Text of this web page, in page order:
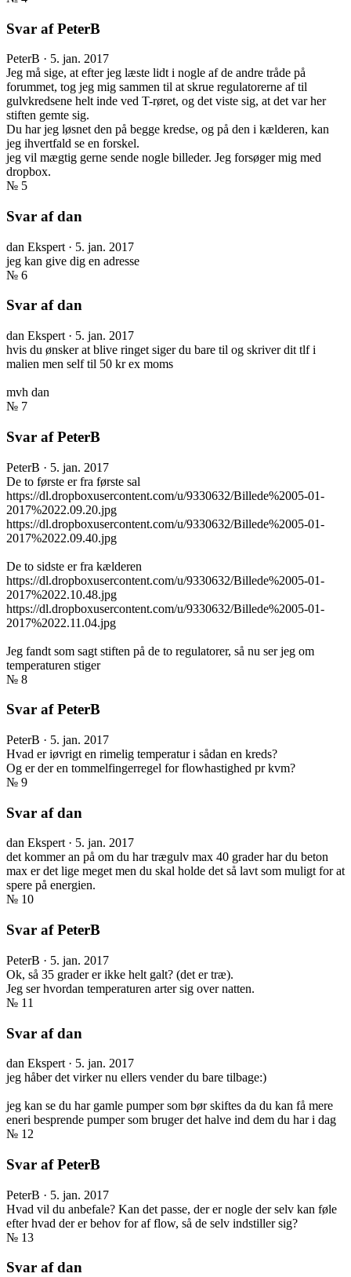
Svar af PeterB
PeterB · 5. jan. 2017
Jeg må sige, at efter jeg læste lidt i nogle af de andre tråde på
forummet, tog jeg mig sammen til at skrue regulatorerne af til
gulvkredsene helt inde ved T-røret, og det viste sig, at det var her
stiften gemte sig.
Du har jeg løsnet den på begge kredse, og på den i kælderen, kan
jeg ihvertfald se en forskel.
jeg vil mægtig gerne sende nogle billeder. Jeg forsøger mig med
dropbox.
№ 5
Svar af dan
dan Ekspert · 5. jan. 2017
jeg kan give dig en adresse
№ 6
Svar af dan
dan Ekspert · 5. jan. 2017
hvis du ønsker at blive ringet siger du bare til og skriver dit tlf i
malien men self til 50 kr ex moms
mvh dan
№ 7
Svar af PeterB
PeterB · 5. jan. 2017
De to første er fra første sal
https://dl.dropboxusercontent.com/u/9330632/Billede%2005-01-
2017%2022.09.20.jpg
https://dl.dropboxusercontent.com/u/9330632/Billede%2005-01-
2017%2022.09.40.jpg
De to sidste er fra kælderen
https://dl.dropboxusercontent.com/u/9330632/Billede%2005-01-
2017%2022.10.48.jpg
https://dl.dropboxusercontent.com/u/9330632/Billede%2005-01-
2017%2022.11.04.jpg
Jeg fandt som sagt stiften på de to regulatorer, så nu ser jeg om
temperaturen stiger
№ 8
Svar af PeterB
PeterB · 5. jan. 2017
Hvad er iøvrigt en rimelig temperatur i sådan en kreds?
Og er der en tommelfingerregel for flowhastighed pr kvm?
№ 9
Svar af dan
dan Ekspert · 5. jan. 2017
det kommer an på om du har trægulv max 40 grader har du beton
max er det lige meget men du skal holde det så lavt som muligt for at
spere på energien.
№ 10
Svar af PeterB
PeterB · 5. jan. 2017
Ok, så 35 grader er ikke helt galt? (det er træ).
Jeg ser hvordan temperaturen arter sig over natten.
№ 11
Svar af dan
dan Ekspert · 5. jan. 2017
jeg håber det virker nu ellers vender du bare tilbage:)
jeg kan se du har gamle pumper som bør skiftes da du kan få mere
eneri besprende pumper som bruger det halve ind dem du har i dag
№ 12
Svar af PeterB
PeterB · 5. jan. 2017
Hvad vil du anbefale? Kan det passe, der er nogle der selv kan føle
efter hvad der er behov for af flow, så de selv indstiller sig?
№ 13
Svar af dan